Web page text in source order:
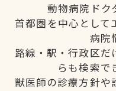
動物病院ドク
首都圏を中心として
病院
路線・駅・行政区だ
らも検索で
獣医師の診療方針や